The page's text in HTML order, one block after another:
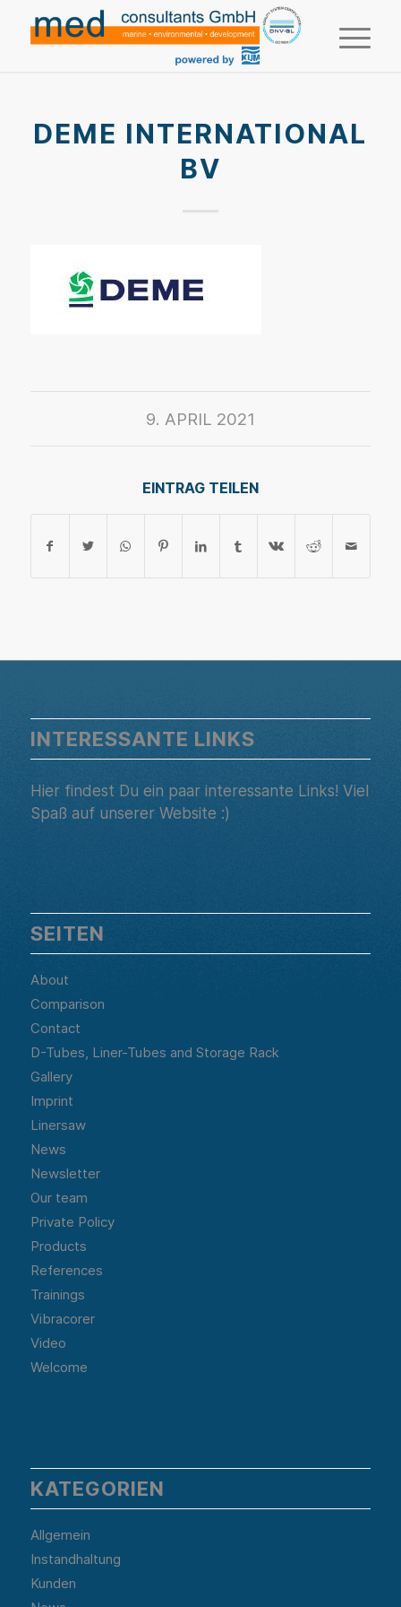
DEME INTERNATIONAL
BV
9. APRIL 2021
EINTRAG TEILEN
INTERESSANTE LINKS
Hier findest Du ein paar interessante Links! Viel
Spaß auf unserer Website :)
SEITEN
About
Comparison
Contact
D-Tubes, Liner-Tubes and Storage Rack
Gallery
Imprint
Linersaw
News
Newsletter
Our team
Private Policy
Products
References
Trainings
Vibracorer
Video
Welcome
KATEGORIEN
Allgemein
Instandhaltung
Kunden